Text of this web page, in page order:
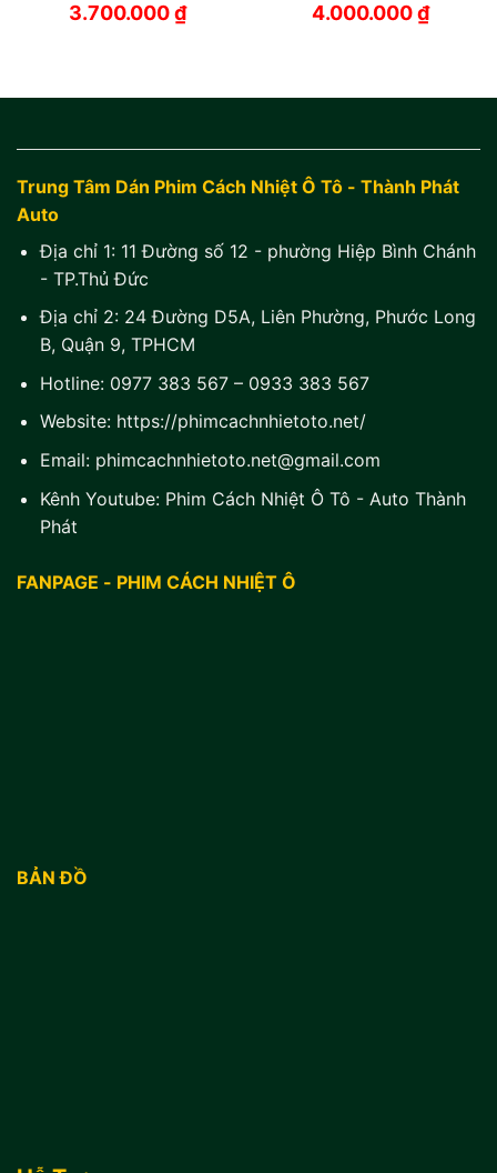
3.700.000₫
4.000.000₫
Trung Tâm Dán Phim Cách Nhiệt Ô Tô - Thành Phát
Auto
Địa chỉ 1: 11 Đường số 12 - phường Hiệp Bình Chánh
- TP.Thủ Đức
Địa chỉ 2: 24 Đường D5A, Liên Phường, Phước Long
B, Quận 9, TPHCM
Hotline: 0977 383 567– 0933 383 567
Website: https://phimcachnhietoto.net/
Email: phimcachnhietoto.net@gmail.com
Kênh Youtube: Phim Cách Nhiệt Ô Tô - Auto Thành
Phát
FANPAGE - PHIM CÁCH NHIỆT Ô
BẢN ĐỒ